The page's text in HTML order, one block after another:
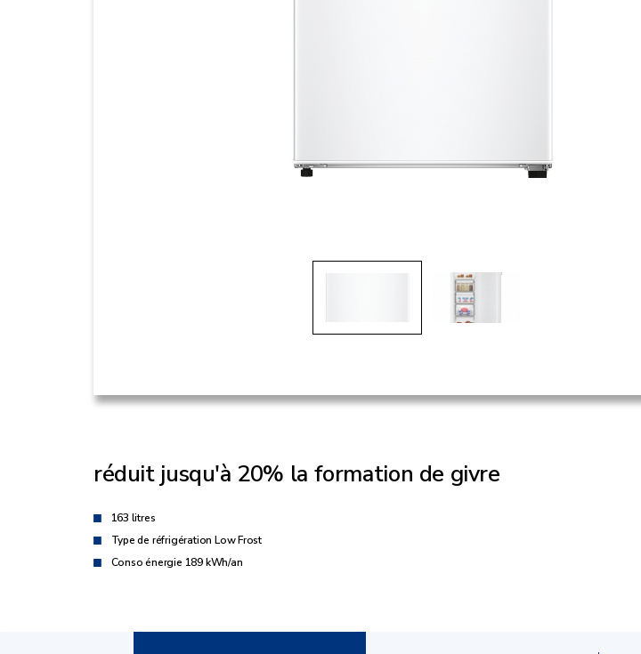
réduit jusqu'à 20% la formation de givre
163 litres
Type de réfrigération Low Frost
Conso énergie 189 kWh/an